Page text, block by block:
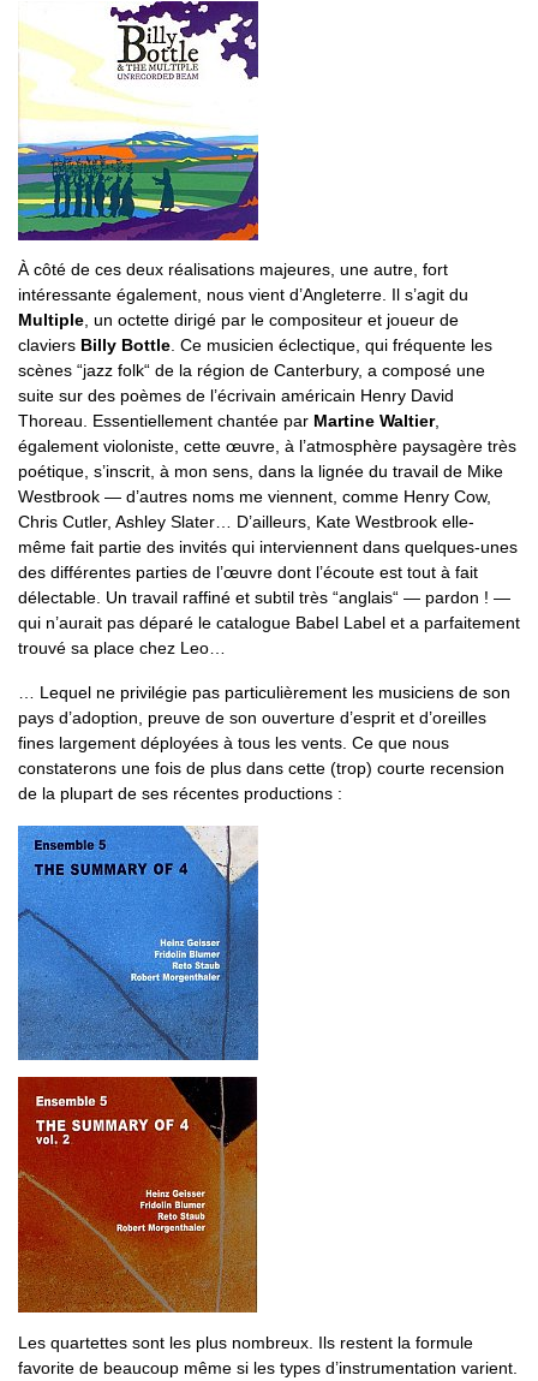
À côté de ces deux réalisations majeures, une autre, fort
intéressante également, nous vient d’Angleterre. Il s’agit du
Multiple , un octette dirigé par le compositeur et joueur de
claviers Billy Bottle . Ce musicien éclectique, qui fréquente les
scènes “jazz folk“ de la région de Canterbury, a composé une
suite sur des poèmes de l’écrivain américain Henry David
Thoreau. Essentiellement chantée par Martine Waltier,
également violoniste, cette œuvre, à l’atmosphère paysagère très
poétique, s’inscrit, à mon sens, dans la lignée du travail de Mike
Westbrook — d’autres noms me viennent, comme Henry Cow,
Chris Cutler, Ashley Slater… D’ailleurs, Kate Westbrook elle-
même fait partie des invités qui interviennent dans quelques-unes
des différentes parties de l’œuvre dont l’écoute est tout à fait
délectable. Un travail raffiné et subtil très “anglais“ — pardon ! —
qui n’aurait pas déparé le catalogue Babel Label et a parfaitement
trouvé sa place chez Leo…
… Lequel ne privilégie pas particulièrement les musiciens de son
pays d’adoption, preuve de son ouverture d’esprit et d’oreilles
fines largement déployées à tous les vents. Ce que nous
constaterons une fois de plus dans cette (trop) courte recension
de la plupart de ses récentes productions :
Les quartettes sont les plus nombreux. Ils restent la formule
favorite de beaucoup même si les types d’instrumentation varient.